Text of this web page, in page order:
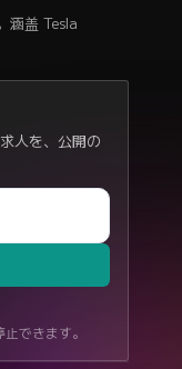
涵盖 Tesla
人を、公開の
できます。